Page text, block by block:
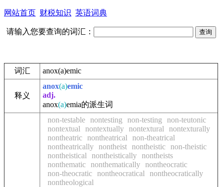
网站首页 财税知识 英语词典
请输入您要查询的词汇：
词汇 anox(a)emic
释义
anox(a)emic
adj.
anox(a)emia的派生词
non-testable nontesting non-testing
non-teutonic
nontextual
nontextually nontextural
nontexturally
nontheatric
nontheatrical
non-theatrical
nontheatrically
nontheist nontheistic
non-theistic
nontheistical
nontheistically
nontheists
nonthematic
nonthematically
nontheocratic
non-theocratic
nontheocratical
nontheocratically
nontheological